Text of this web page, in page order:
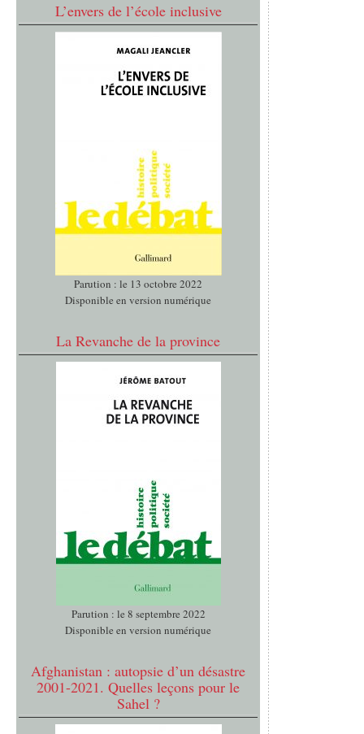
L’envers de l’école inclusive
Parution : le 13 octobre 2022
Disponible en version numérique
La Revanche de la province
Parution : le 8 septembre 2022
Disponible en version numérique
Afghanistan : autopsie d’un désastre
2001-2021. Quelles leçons pour le
Sahel ?